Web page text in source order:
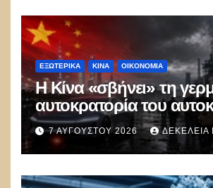
ΕΞΩΤΕΡΙΚΑ ΚΊΝΑ ΟΙΚΟΝΟΜΙΑ
Η Κίνα «σβήνει» τη
αυτοκρατορία του
100.000 απολύσεις,
πολιτικός πανικός
7 ΑΥΓΟΎΣΤΟΥ 2026 ΔΕΚΈΛΕΙΑ